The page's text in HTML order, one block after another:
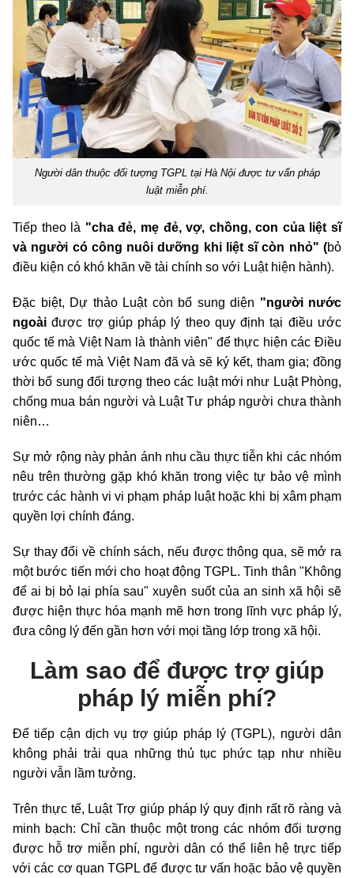
Người dân thuộc đối tượng TGPL tại Hà Nội được tư vấn pháp
luật miễn phí.
Tiếp theo là "cha đẻ, mẹ đẻ, vợ, chồng, con của liệt sĩ
và người có công nuôi dưỡng khi liệt sĩ còn nhỏ" (bỏ
điều kiện có khó khăn về tài chính so với Luật hiện hành).
Đặc biệt, Dự thảo Luật còn bổ sung diện "người nước
ngoài được trợ giúp pháp lý theo quy định tại điều ước
quốc tế mà Việt Nam là thành viên" để thực hiện các Điều
ước quốc tế mà Việt Nam đã và sẽ ký kết, tham gia; đồng
thời bổ sung đối tượng theo các luật mới như Luật Phòng,
chống mua bán người và Luật Tư pháp người chưa thành
niên…
Sự mở rộng này phản ánh nhu cầu thực tiễn khi các nhóm
nêu trên thường gặp khó khăn trong việc tự bảo vệ mình
trước các hành vi vi phạm pháp luật hoặc khi bị xâm phạm
quyền lợi chính đáng.
Sự thay đổi về chính sách, nếu được thông qua, sẽ mở ra
một bước tiến mới cho hoạt động TGPL. Tinh thân "Không
để ai bị bỏ lại phía sau" xuyên suốt của an sinh xã hội sẽ
được hiện thực hóa mạnh mẽ hơn trong lĩnh vực pháp lý,
đưa công lý đến gần hơn với mọi tầng lớp trong xã hội.
Làm sao để được trợ giúp
pháp lý miễn phí?
Để tiếp cận dịch vụ trợ giúp pháp lý (TGPL), người dân
không phải trải qua những thủ tục phức tạp như nhiều
người vẫn lầm tưởng.
Trên thực tế, Luật Trợ giúp pháp lý quy định rất rõ ràng và
minh bạch: Chỉ cần thuộc một trong các nhóm đối tượng
được hỗ trợ miễn phí, người dân có thể liên hệ trực tiếp
với các cơ quan TGPL để được tư vấn hoặc bảo vệ quyền